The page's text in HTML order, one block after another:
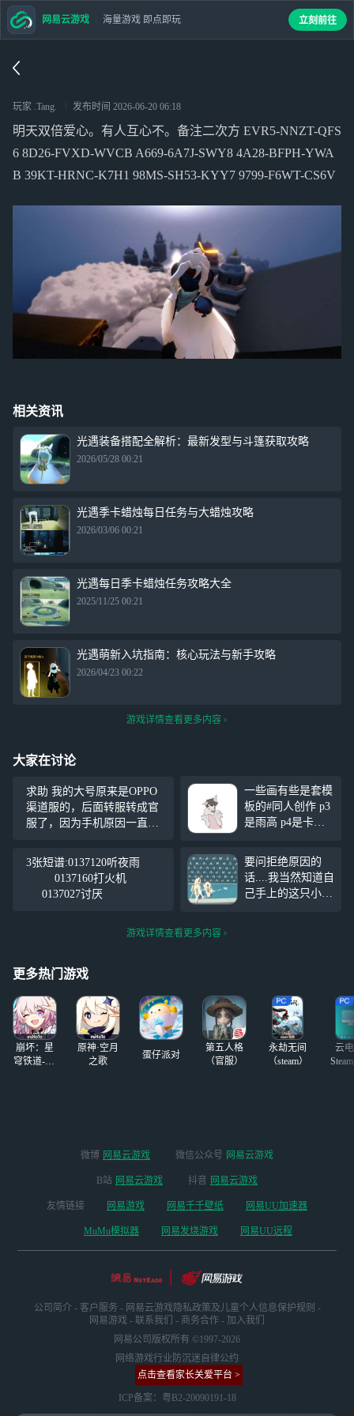
玩家 .Tang. 发布时间 2026-06-20 06:18
明天双倍爱心。有人互心不。备注二次方 EVR5-NNZT-QFS
6 8D26-FVXD-WVCB A669-6A7J-SWY8 4A28-BFPH-YWA
B 39KT-HRNC-K7H1 98MS-SH53-KYY7 9799-F6WT-CS6V
相关资讯
光遇装备搭配全解析：最新发型与斗篷获取攻略
2026/05/28 00:21
光遇季卡蜡烛每日任务与大蜡烛攻略
2026/03/06 00:21
光遇每日季卡蜡烛任务攻略大全
2025/11/25 00:21
光遇萌新入坑指南：核心玩法与新手攻略
2026/04/23 00:22
游戏详情查看更多内容
大家在讨论
求助 我的大号原来是OPPO
渠道服的，后面转服转成官
服了，因为手机原因一直在
之后也一直没有什么问题。
但是我前两天下载了网易官
服，想登录大号，但是登上
去是新号。我看了一下登录
一些画有些是套模
板的#同人创作 p3
是雨高 p4是卡龙 p
是白菇卡龙其他都
是自设和oc
3张短谱:0137120听夜雨
0137160打火机
0137027讨厌
要问拒绝原因的
话....我当然知道自
己手上的这只小光
游戏详情查看更多内容
更多热门游戏
崩坏：星
穹铁道-4.4
原神·空月
之歌
蛋仔派对
第五人格
（官服）
永劫无间
（steam）
云
网易云游戏 海量游戏 即点即玩 立刻前往
微博 网易云游戏 微信公众号 网易云游戏
B站 网易云游戏 抖音 网易云游戏
友情链接 网易游戏 网易千千壁纸 网易UU加速器
MuMu模拟器 网易发烧游戏 网易UU远程
公司简介 - 客户服务 - 网易云游戏隐私政策及儿童个人信息保护规则 -
网易游戏 - 联系我们 - 商务合作 - 加入我们
网易公司版权所有 ©1997-2026
网络游戏行业防沉迷自律公约
点击查看家长关爱平台 >
ICP备案：粤B2-20090191-18